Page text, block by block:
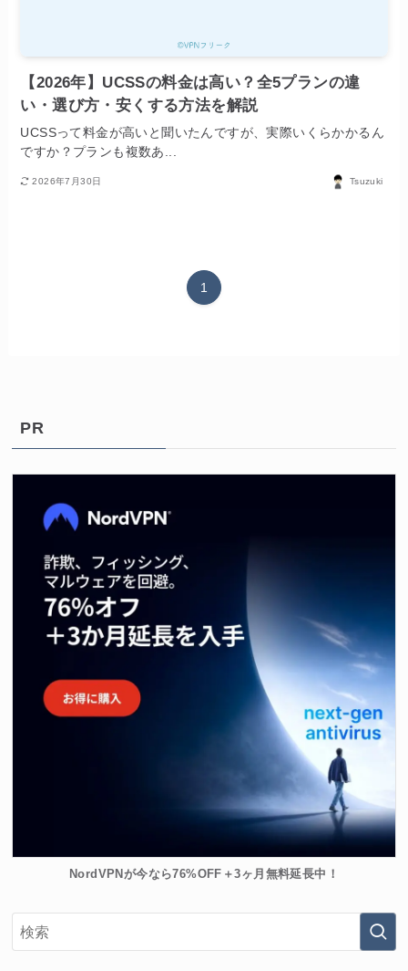
【2026年】UCSSの料金は高い？全5プランの違
い・選び方・安くする方法を解説
UCSSって料金が高いと聞いたんですが、実際いくらかかるん
ですか？プランも複数あ...
2026年7月30日 Tsuzuki
1
PR
NordVPNが今なら76%OFF＋3ヶ月無料延長中！